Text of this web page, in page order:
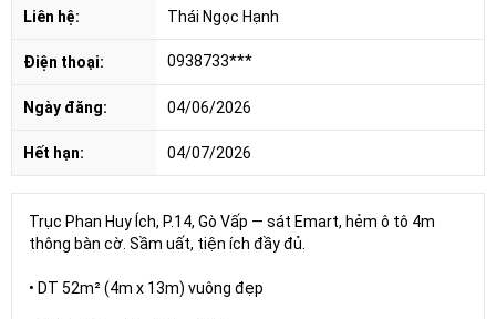
Liên hệ: Thái Ngọc Hạnh
Điện thoại: 0938733***
Ngày đăng: 04/06/2026
Hết hạn: 04/07/2026
Trục Phan Huy Ích, P.14, Gò Vấp — sát Emart, hẻm ô tô 4m
thông bàn cờ. Sầm uất, tiện ích đầy đủ.
• DT 52m² (4m x 13m) vuông đẹp